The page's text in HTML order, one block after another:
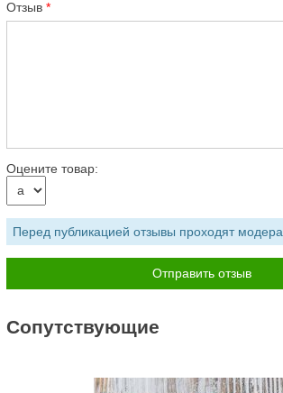
Отзыв
Оцените товар:
Перед публикацией отзывы проходят
Cопутствующие